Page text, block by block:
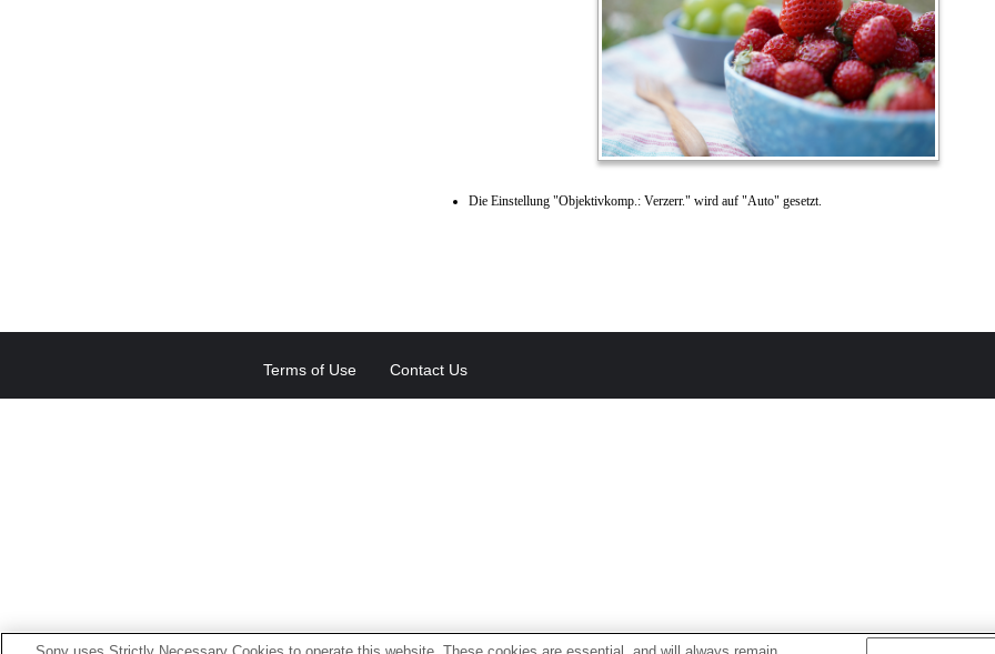
Die Einstellung "Objektivkomp.: Verzerr." wird auf "Auto" gesetzt.
Terms of Use Contact Us